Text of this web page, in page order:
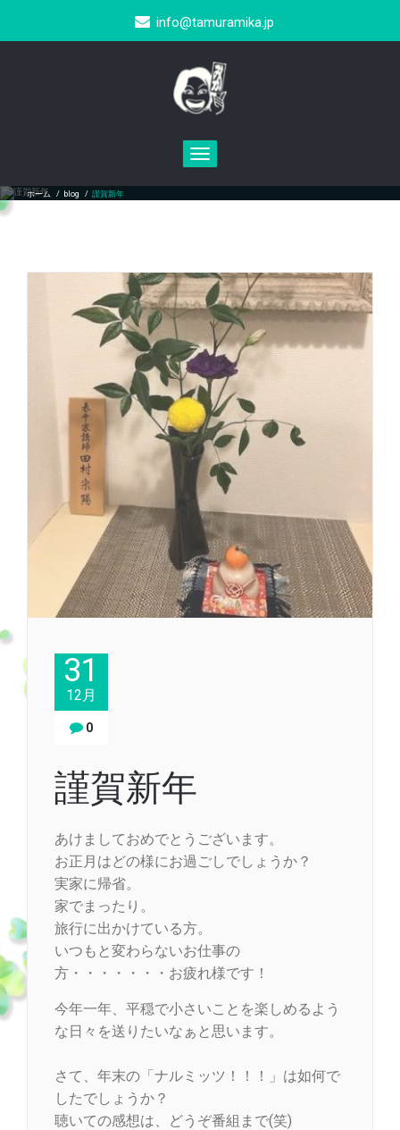
info@tamuramika.jp
Toggle
navigation
謹賀新年
ホーム / blog / 謹賀新年
31
12月
0
謹賀新年
あけましておめでとうございます。
お正月はどの様にお過ごしでしょうか？
実家に帰省。
家でまったり。
旅行に出かけている方。
いつもと変わらないお仕事の
方・・・・・・・お疲れ様です！
今年一年、平穏で小さいことを楽しめるよう
な日々を送りたいなぁと思います。
さて、年末の「ナルミッツ！！！」は如何で
したでしょうか？
聴いての感想は、どうぞ番組まで(笑)